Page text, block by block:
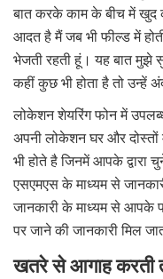
बात करके काम के बीच में खुद
आदत है मैं जब भी फील्ड में
भेजती रहती हूं। यह बात मुझे
कहीं कुछ भी होता है तो उन्हें
लोकेशन शेयरिंग फोन में
अपनी लोकेशन घर और
भी होते है जिनमें आपके द्वारा
एसएमएस के माध्यम से
जानकारी के माध्यम से आपके
पर जाने की जानकारी मिल
खतरे से आगाह करती